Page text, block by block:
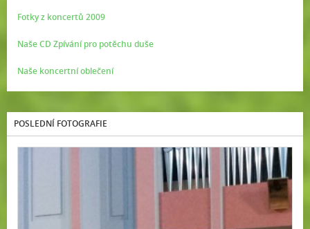
Fotky z koncertů 2009
Naše CD Zpívání pro potěchu duše
Naše koncertní oblečení
POSLEDNÍ FOTOGRAFIE